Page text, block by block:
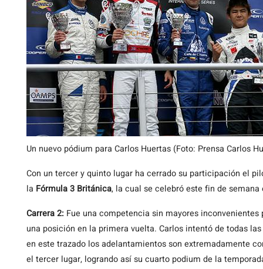
Un nuevo pódium para Carlos Huertas (Foto: Prensa Carlos
Con un tercer y quinto lugar ha cerrado su participación el
la Fórmula 3 Británica, la cual se celebró este fin de
Carrera 2: Fue una competencia sin mayores
una posición en la primera vuelta. Carlos intentó de todas
en este trazado los adelantamientos son extremadamente
el tercer lugar, logrando así su cuarto podium de la